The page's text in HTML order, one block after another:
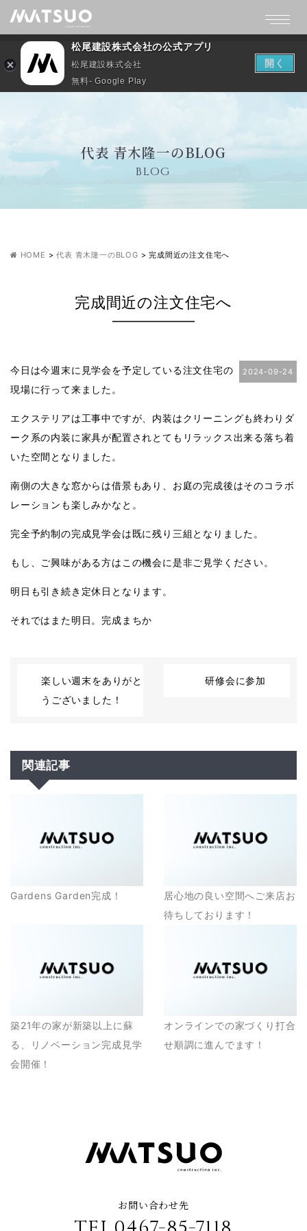
代表 青木隆一のBLOG
BLOG
HOME >代表 青木隆一のBLOG >完成間近の注文住宅へ
完成間近の注文住宅へ
2024-09-24
今日は今週末に見学会を予定している注文住宅の
現場に行って来ました。
エクステリアは工事中ですが、内装はクリーニングも終わりダ
ーク系の内装に家具が配置されとてもリラックス出来る落ち着
いた空間となりました。
南側の大きな窓からは借景もあり、お庭の完成後はそのコラボ
レーションも楽しみかなと。
完全予約制の完成見学会は既に残り三組となりました。
もし、ご興味がある方はこの機会に是非ご見学ください。
明日も引き続き定休日となります。
それではまた明日。完成まちか
楽しい週末をありがと
うございました！
研修会に参加
関連記事
Gardens Garden完成！
居心地の良い空間へご来店お
待ちしております！
築21年の家が新築以上に蘇
る、リノベーション完成見学
会開催！
オンラインでの家づくり打合
せ順調に進んでます！
お問い合わせ先
松尾建設株式会社の公式アプリ
松尾建設株式会社
無料- Google Play
開く